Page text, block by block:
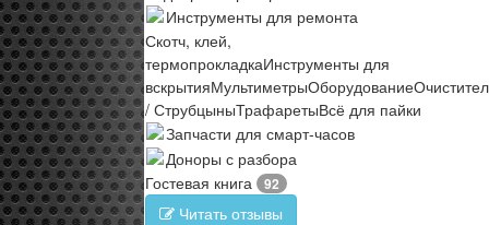
Инструменты для ремонта
Скотч, клей,
термопрокладкаИнструменты для
вскрытияМультиметрыОборудование
/ СтрубцыныТрафаретыВсё для пайки
Запчасти для смарт-часов
Доноры с разбора
Гостевая книга
92
Читать отзывы